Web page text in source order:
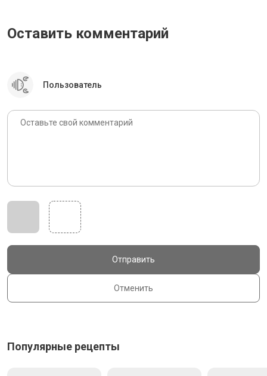
Оставить комментарий
Пользователь
Отменить
Отправить
Популярные рецепты